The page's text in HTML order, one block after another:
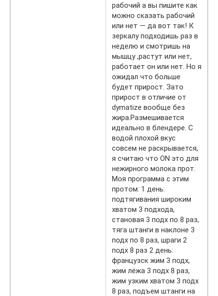
рабочий а вы пишите как
можно сказать рабочий
или нет — да вот так! К
зеркалу подходишь раз в
неделю и смотришь на
мышцу ,растут или нет,
работает он или нет. Но я
ожидал что больше
будет прирост. Зато
прирост в отличие от
dymatize вообще без
жира.Размешивается
идеально в блендере. С
водой плохой вкус
совсем не раскрывается,
я считаю что ON это для
нежирного молока прот.
Моя программа с этим
протом: 1 день:
подтягивания широким
хватом 3 подхода,
становая 3 подх по 8 раз,
тяга штанги в наклоне 3
подх по 8 раз, шраги 2
подх 8 раз 2 день:
французск жим 3 подх,
жим лёжа 3 подх 8 раз,
жим узким хватом 3 подх
8 раз, подъем штанги на